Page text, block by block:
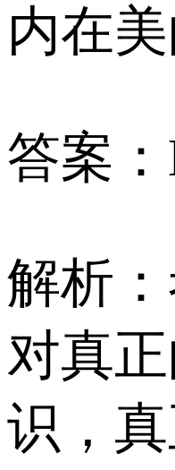
内在
答案
解析
对真
识，